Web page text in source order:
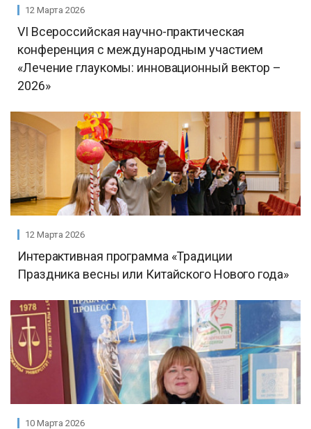
12 Марта 2026
VI Всероссийская научно-практическая
конференция с международным участием
«Лечение глаукомы: инновационный вектор –
2026»
12 Марта 2026
Интерактивная программа «Традиции
Праздника весны или Китайского Нового года»
10 Марта 2026